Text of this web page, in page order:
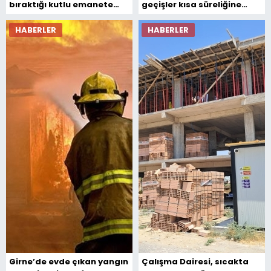
bıraktığı kutlu emanete
geçişler kısa süreliğine
HABERLER
Girne’de evde çıkan yangın
HABERLER
Çalışma Dairesi, sıcakta